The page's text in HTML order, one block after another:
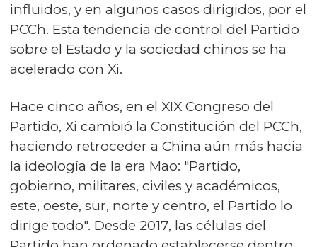
influidos, y en algunos casos dirigidos, por el
PCCh. Esta tendencia de control del Partido
sobre el Estado y la sociedad chinos se ha
acelerado con Xi.
Hace cinco años, en el XIX Congreso del
Partido, Xi cambió la Constitución del PCCh,
haciendo retroceder a China aún más hacia
la ideología de la era Mao: "Partido,
gobierno, militares, civiles y académicos,
este, oeste, sur, norte y centro, el Partido lo
dirige todo". Desde 2017, las células del